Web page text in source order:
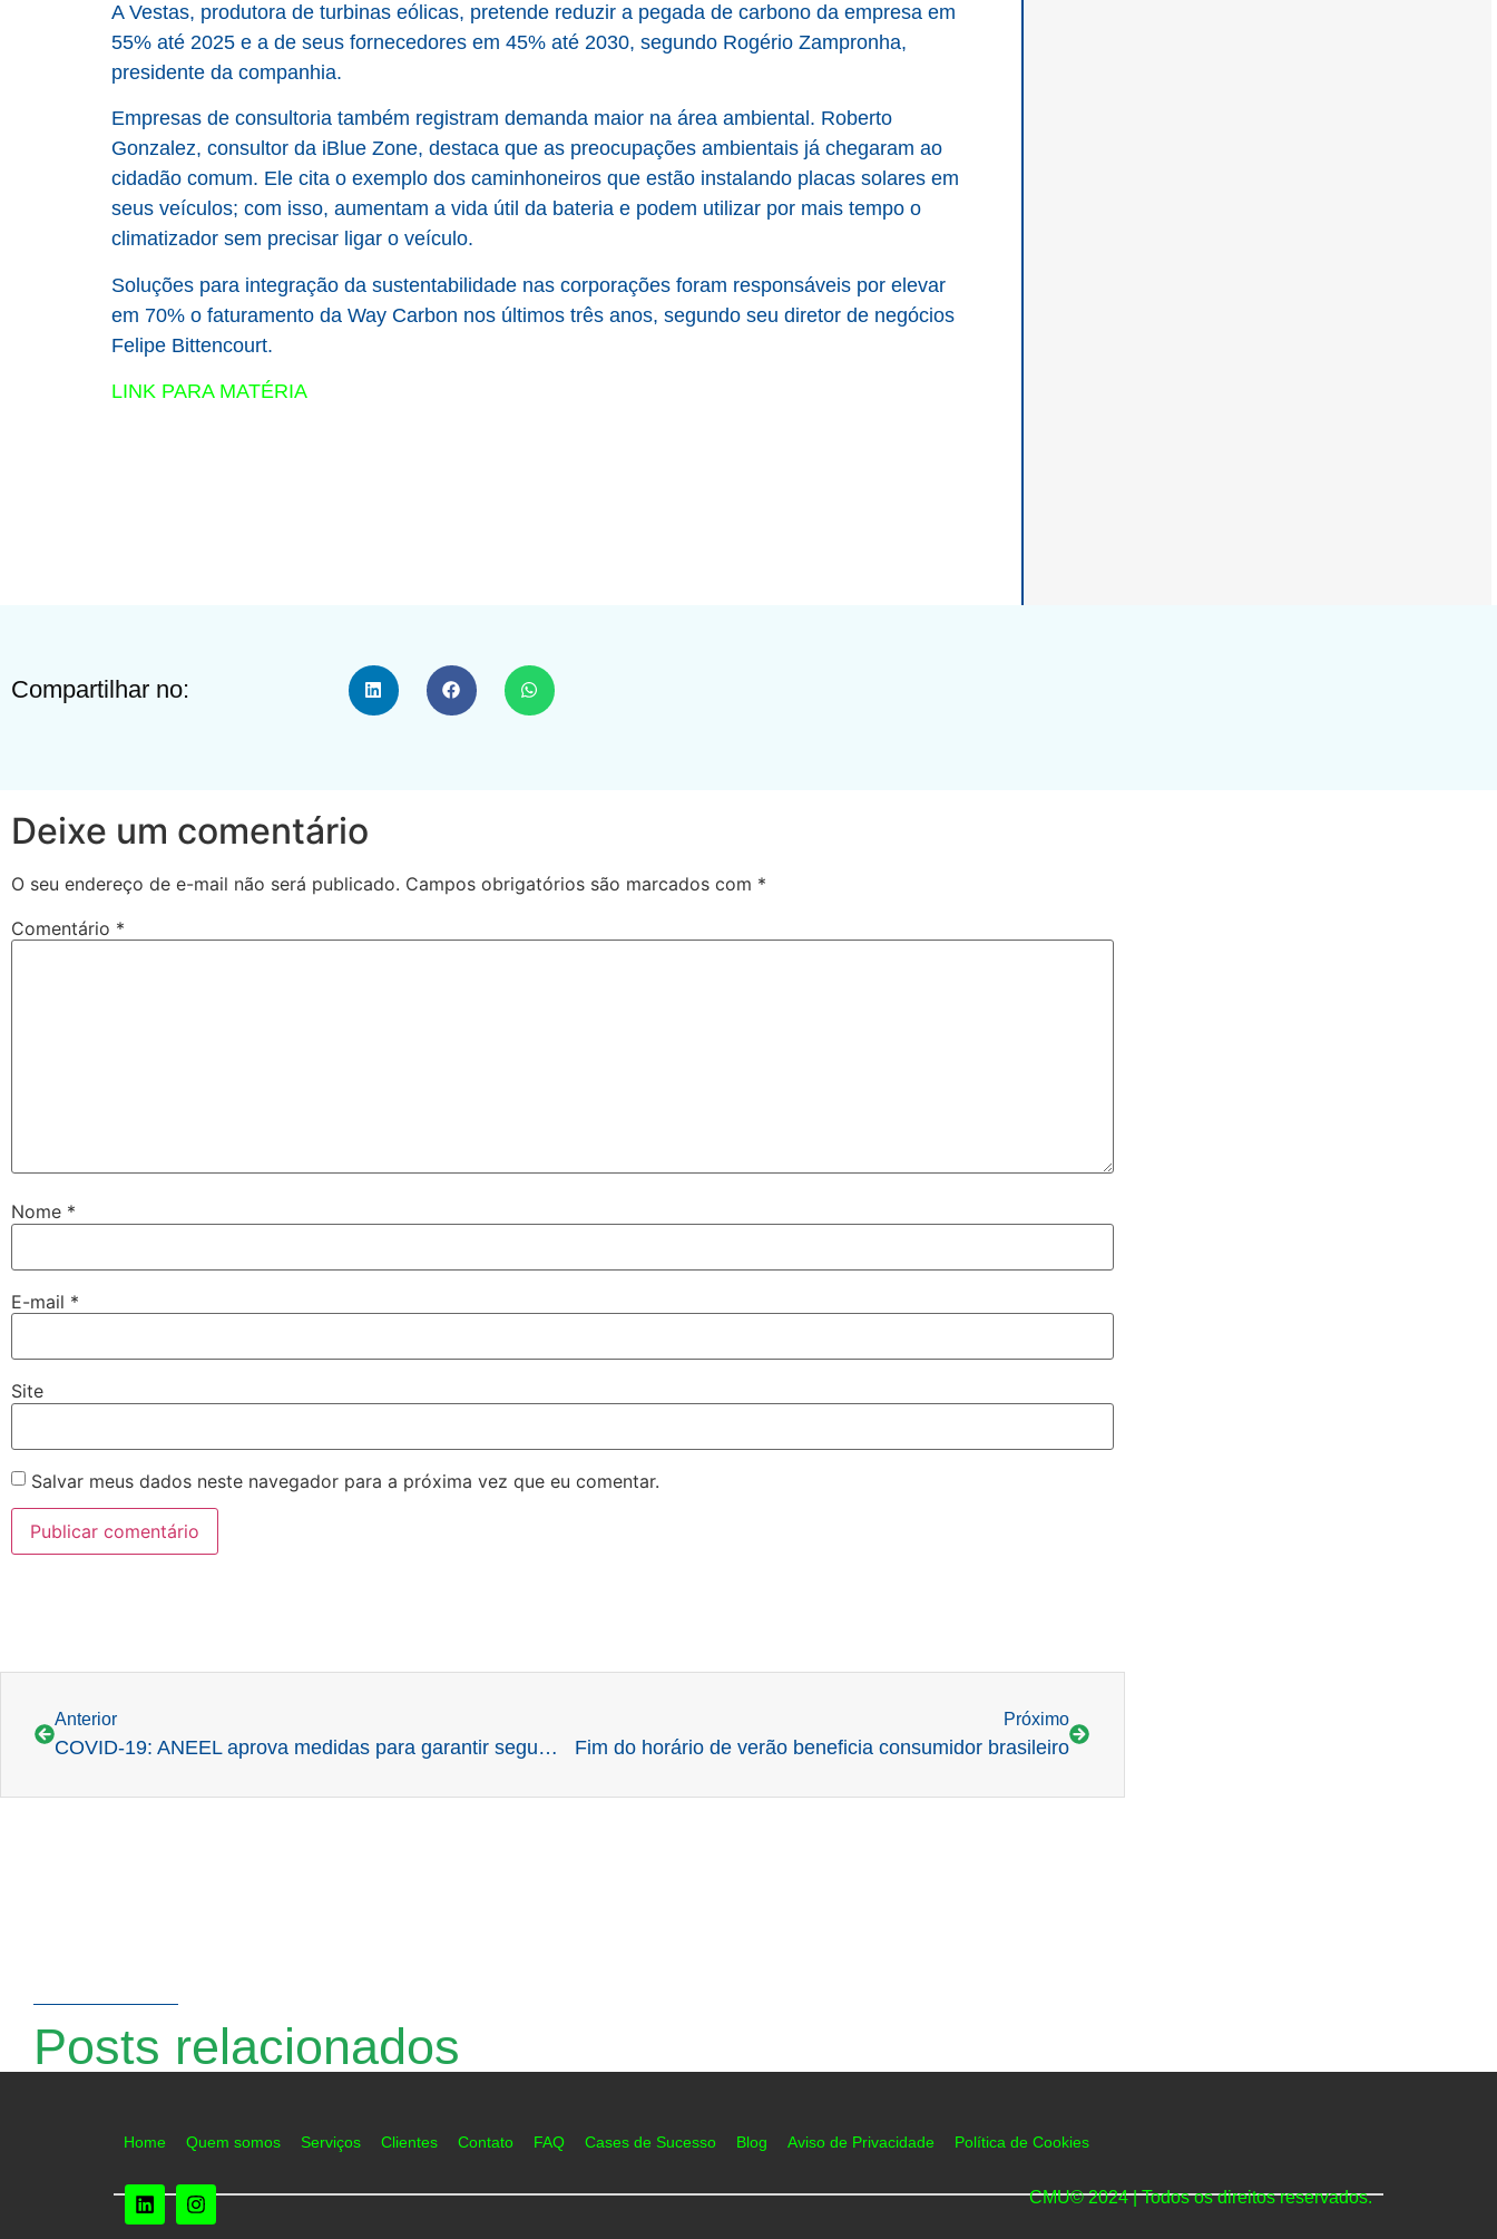
A Vestas, produtora de turbinas eólicas, pretende reduzir a pegada de carbono da empresa em
55% até 2025 e a de seus fornecedores em 45% até 2030, segundo Rogério Zampronha,
presidente da companhia.
Empresas de consultoria também registram demanda maior na área ambiental. Roberto
Gonzalez, consultor da iBlue Zone, destaca que as preocupações ambientais já chegaram ao
cidadão comum. Ele cita o exemplo dos caminhoneiros que estão instalando placas solares em
seus veículos; com isso, aumentam a vida útil da bateria e podem utilizar por mais tempo o
climatizador sem precisar ligar o veículo.
Soluções para integração da sustentabilidade nas corporações foram responsáveis por elevar
em 70% o faturamento da Way Carbon nos últimos três anos, segundo seu diretor de negócios
Felipe Bittencourt.
LINK PARA MATÉRIA
Compartilhar no:
Deixe um comentário
O seu endereço de e-mail não será publicado. Campos obrigatórios são marcados com *
Comentário *
Nome *
E-mail *
Site
Salvar meus dados neste navegador para a próxima vez que eu comentar.
Anterior
COVID-19: ANEEL aprova medidas para garantir segurança na distribuição de energia
Próximo
Fim do horário de verão beneficia consumidor brasileiro
Posts relacionados
Home Quem somos Serviços Clientes Contato FAQ Cases de Sucesso Blog Aviso de Privacidade Política de Cookies
CMU© 2024 | Todos os direitos reservados.